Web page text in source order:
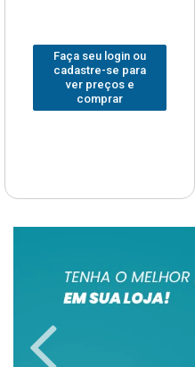
Faça seu login ou
cadastre-se para
ver preços e
comprar